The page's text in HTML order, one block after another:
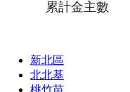
累計金主數